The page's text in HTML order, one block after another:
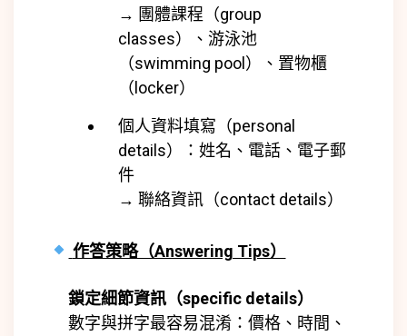
→ 團體課程（group
classes）、游泳池
（swimming pool）、置物櫃
（locker）
個人資料填寫（personal
details）：姓名、電話、電子郵
件
→ 聯絡資訊（contact details）
作答策略（Answering Tips）
鎖定細節資訊（specific details）
數字與拼字最容易混淆：價格、時間、